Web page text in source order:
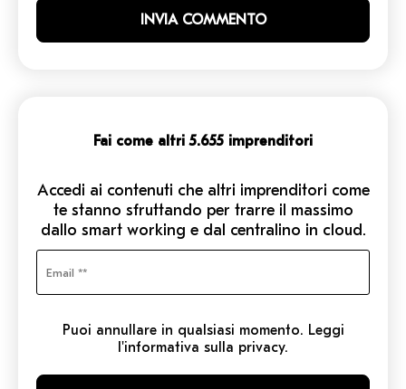
Fai come altri 5.655 imprenditori
Accedi ai contenuti che altri imprenditori come
te stanno sfruttando per trarre il massimo
dallo smart working e dal centralino in cloud.
Puoi annullare in qualsiasi momento. Leggi
l'informativa sulla privacy.